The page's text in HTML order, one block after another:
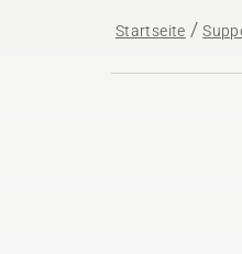
Startseite